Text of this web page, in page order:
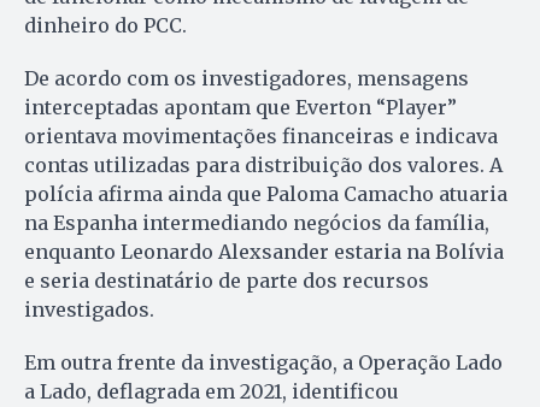
dinheiro do PCC.
De acordo com os investigadores, mensagens
interceptadas apontam que Everton “Player”
orientava movimentações financeiras e indicava
contas utilizadas para distribuição dos valores. A
polícia afirma ainda que Paloma Camacho atuaria
na Espanha intermediando negócios da família,
enquanto Leonardo Alexsander estaria na Bolívia
e seria destinatário de parte dos recursos
investigados.
Em outra frente da investigação, a Operação Lado
a Lado, deflagrada em 2021, identificou